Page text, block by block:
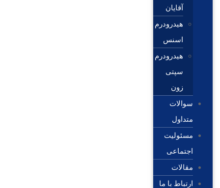
آقایان
هیدرودرم
اسنس
هیدرودرم
سپتی
زون
سوالات
متداول
مسئولیت
اجتماعی
مقالات
ارتباط با ما